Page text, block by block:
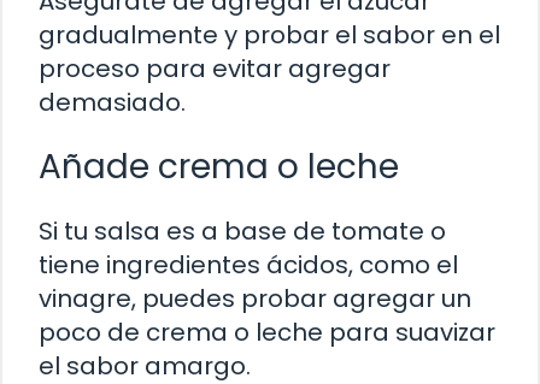
gradualmente y probar el sabor en el
proceso para evitar agregar
demasiado.
Añade crema o leche
Si tu salsa es a base de tomate o
tiene ingredientes ácidos, como el
vinagre, puedes probar agregar un
poco de crema o leche para suavizar
el sabor amargo.